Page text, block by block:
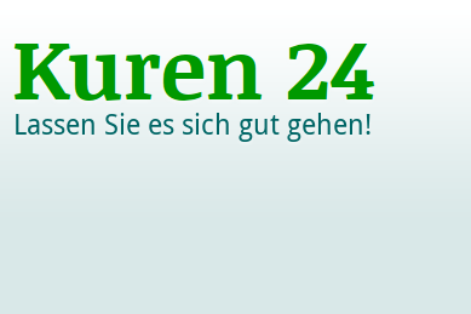
Lassen Sie es sich gut gehen!